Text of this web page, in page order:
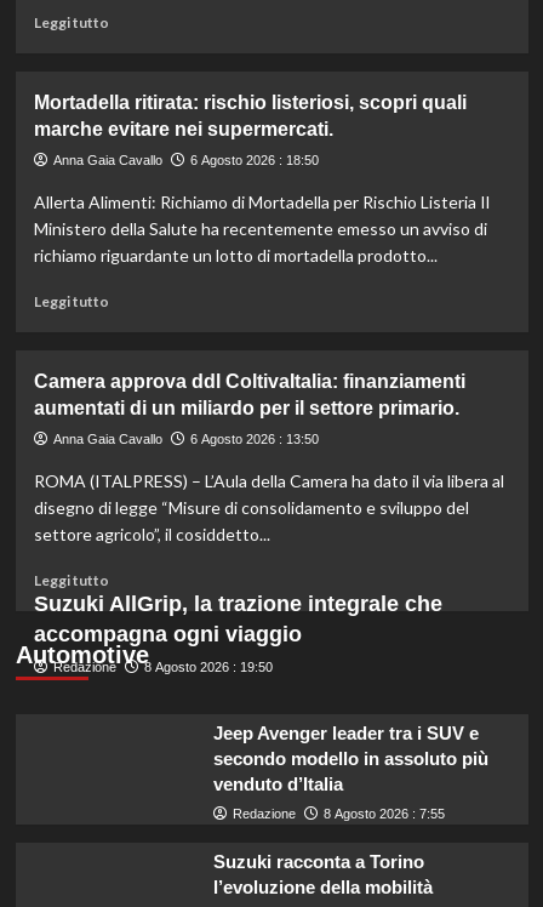
Leggi tuttoLeggi
Il
cavallo:
una
indispensabile
per
l’agricoltura
Mortadella ritirata: rischio listeriosi, scopri quali
marche evitare nei supermercati.
Anna Gaia Cavallo 6 Agosto 2026 : 18:50
Allerta Alimenti: Richiamo di Mortadella per Rischio Listeria Il
Ministero della Salute ha recentemente emesso un avviso di
richiamo riguardante un lotto di mortadella prodotto...
Leggi tuttoLeggi
Mortadella
ritirata:
rischio
scopri
quali
marche
supermercati.
Camera approva ddl ColtivaItalia: finanziamenti
aumentati di un miliardo per il settore primario.
Anna Gaia Cavallo 6 Agosto 2026 : 13:50
ROMA (ITALPRESS) – L’Aula della Camera ha dato il via libera al
disegno di legge “Misure di consolidamento e sviluppo del
settore agricolo”, il cosiddetto...
Leggi tuttoLeggi
di
su
Camera
Automotive
Suzuki AllGrip, la trazione integrale che
accompagna ogni viaggio
Redazione 8 Agosto 2026 : 19:50
Jeep Avenger leader tra i SUV e
secondo modello in assoluto più
venduto d’Italia
Redazione 8 Agosto 2026 : 7:55
Suzuki racconta a Torino
l’evoluzione della mobilità